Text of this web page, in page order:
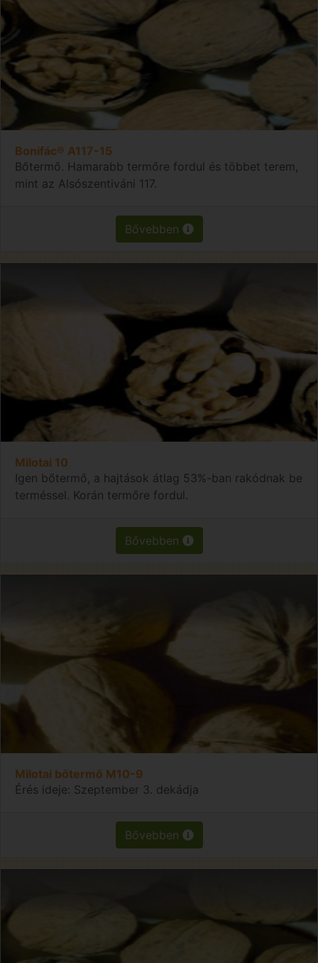
Bonifác® A117-15
Bőtermő. Hamarabb termőre fordul és többet terem,
mint az Alsószentiváni 117.
Bővebben
Milotai 10
Igen bőtermő, a hajtások átlag 53%-ban rakódnak be
terméssel. Korán termőre fordul.
Bővebben
Milotai bőtermő M10-9
Érés ideje: Szeptember 3. dekádja
Bővebben